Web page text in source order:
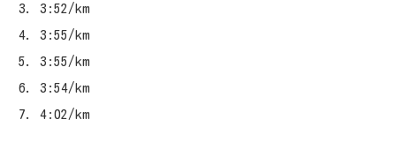
3:52/km
3:55/km
3:55/km
3:54/km
4:02/km